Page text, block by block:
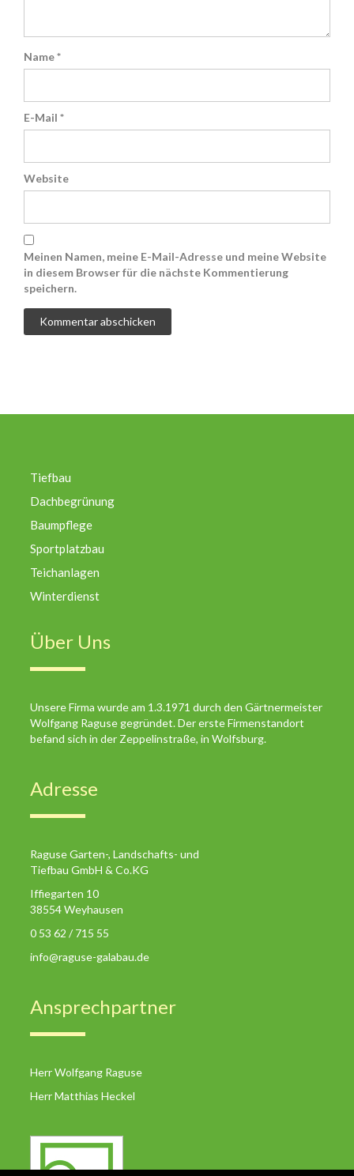
Name*
E-Mail *
Website
Meinen Namen, meine E-Mail-Adresse und meine Website
in diesem Browser für die nächste Kommentierung
speichern.
Tiefbau
Dachbegrünung
Baumpflege
Sportplatzbau
Teichanlagen
Winterdienst
Über Uns
Unsere Firma wurde am 1.3.1971 durch den Gärtnermeister
Wolfgang Raguse gegründet. Der erste Firmenstandort
befand sich in der Zeppelinstraße, in Wolfsburg.
Adresse
Raguse Garten-, Landschafts- und
Tiefbau GmbH & Co.KG
Iffiegarten 10
38554 Weyhausen
0 53 62 / 715 55
info@raguse-galabau.de
Ansprechpartner
Herr Wolfgang Raguse
Herr Matthias Heckel